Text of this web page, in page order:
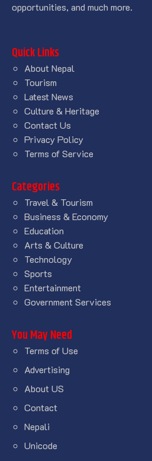
opportunities, and much more.
Quick Links
About Nepal
Tourism
Latest News
Culture & Heritage
Contact Us
Privacy Policy
Terms of Service
Categories
Travel & Tourism
Business & Economy
Education
Arts & Culture
Technology
Sports
Entertainment
Government Services
You May Need
Terms of Use
Advertising
About US
Contact
Nepali
Unicode